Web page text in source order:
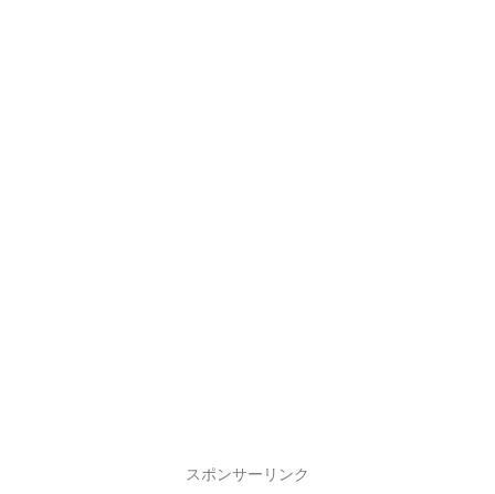
スポンサーリンク